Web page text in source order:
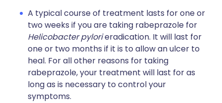
A typical course of treatment lasts for one or
two weeks if you are taking rabeprazole for
Helicobacter pylorieradication. It will last for
one or two months if it is to allow an ulcer to
heal. For all other reasons for taking
rabeprazole, your treatment will last for as
long as is necessary to control your
symptoms.